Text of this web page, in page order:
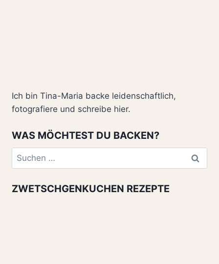
Ich bin Tina-Maria backe leidenschaftlich,
fotografiere und schreibe hier.
WAS MÖCHTEST DU BACKEN?
Suchen
nach:
ZWETSCHGENKUCHEN REZEPTE